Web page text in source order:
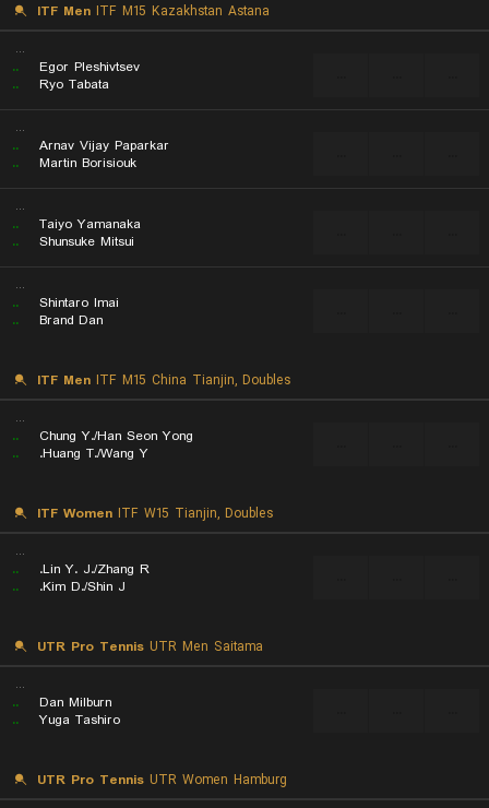
ITF Men ITF M15 Kazakhstan Astana
...
..
Egor Pleshivtsev
..
Ryo Tabata
...
..
Arnav Vijay Paparkar
..
Martin Borisiouk
...
..
Taiyo Yamanaka
..
Shunsuke Mitsui
...
..
Shintaro Imai
..
Brand Dan
ITF Men ITF M15 China Tianjin, Doubles
...
..
Chung Y./Han Seon Yong
..
Huang T./Wang Y.
ITF Women ITF W15 Tianjin, Doubles
...
..
Lin Y. J./Zhang R.
..
Kim D./Shin J.
UTR Pro Tennis UTR Men Saitama
...
..
Dan Milburn
..
Yuga Tashiro
UTR Pro Tennis UTR Women Hamburg